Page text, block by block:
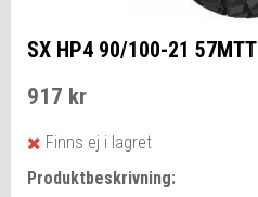
SX HP4 90/100-21 57MTT
917 kr
Finns ej i lagret
Produktbeskrivning: